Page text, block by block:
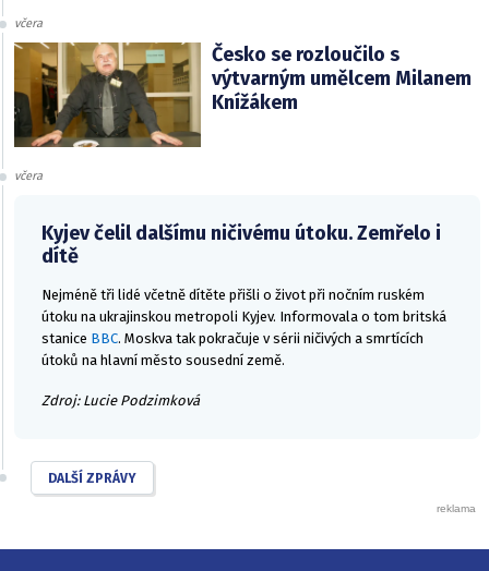
včera
Česko se rozloučilo s
výtvarným umělcem Milanem
Knížákem
včera
Kyjev čelil dalšímu ničivému útoku. Zemřelo i
dítě
Nejméně tři lidé včetně dítěte přišli o život při nočním ruském
útoku na ukrajinskou metropoli Kyjev. Informovala o tom britská
stanice BBC. Moskva tak pokračuje v sérii ničivých a smrtících
útoků na hlavní město sousední země.
Zdroj: Lucie Podzimková
DALŠÍ ZPRÁVY